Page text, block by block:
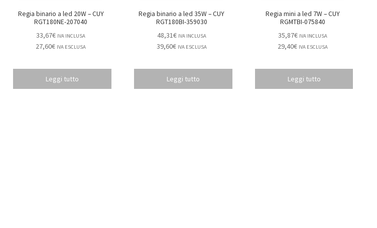
Regia binario a led 20W – CUY
RGT180NE-207040
33,67€ IVA INCLUSA
27,60€ IVA ESCLUSA
Leggi tutto
Regia binario a led 35W – CUY
RGT180BI-359030
48,31€ IVA INCLUSA
39,60€ IVA ESCLUSA
Leggi tutto
Regia mini a led 7W – CUY
RGMTBI-075840
35,87€ IVA INCLUSA
29,40€ IVA ESCLUSA
Leggi tutto